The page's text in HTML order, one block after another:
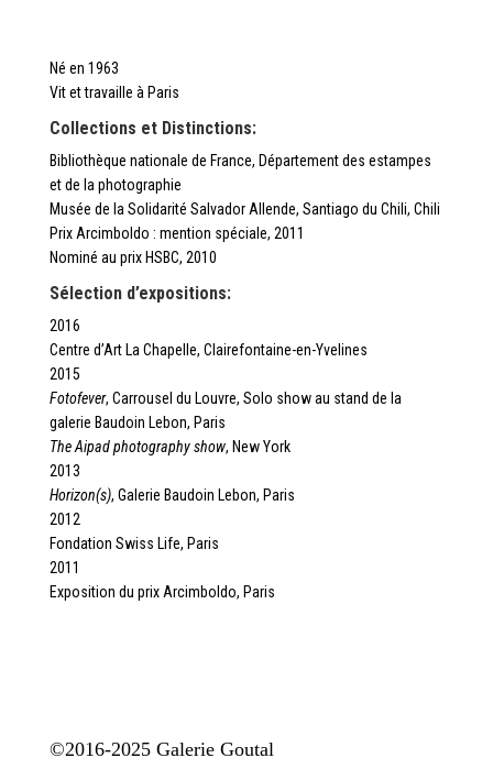
Né en 1963
Vit et travaille à Paris
Collections et Distinctions:
Bibliothèque nationale de France, Département des estampes
et de la photographie
Musée de la Solidarité Salvador Allende, Santiago du Chili, Chili
Prix Arcimboldo : mention spéciale, 2011
Nominé au prix HSBC, 2010
Sélection d’expositions:
2016
Centre d’Art La Chapelle, Clairefontaine-en-Yvelines
2015
Fotofever, Carrousel du Louvre, Solo show au stand de la
galerie Baudoin Lebon, Paris
The Aipad photography show, New York
2013
Horizon(s), Galerie Baudoin Lebon, Paris
2012
Fondation Swiss Life, Paris
2011
Exposition du prix Arcimboldo, Paris
©2016-2025 Galerie Goutal